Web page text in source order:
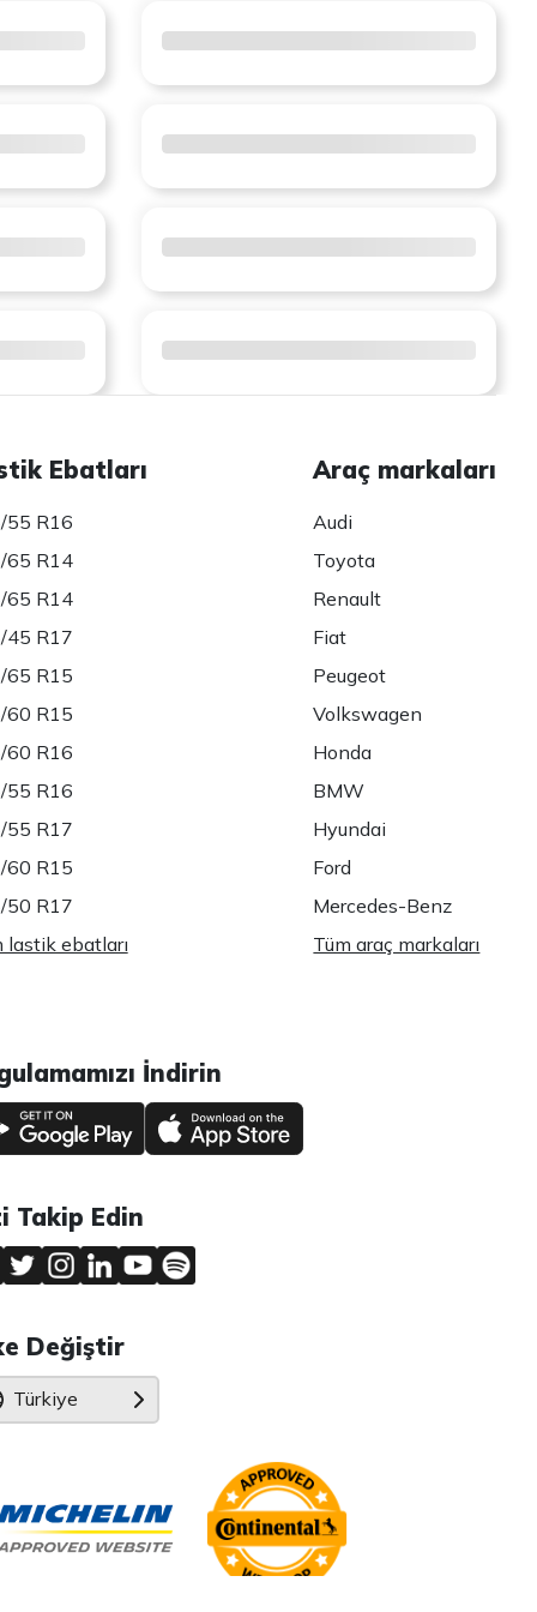
Ebatları
55 R16
65 R14
65 R14
45 R17
65 R15
60 R15
60 R16
55 R16
55 R17
60 R15
50 R17
lastik ebatları
Araç markaları
Audi
Toyota
Renault
Fiat
Peugeot
Volkswagen
Honda
BMW
Hyundai
Ford
Mercedes-Benz
Tüm araç markaları
İndirin
Takip Edin
Değiştir
Türkiye